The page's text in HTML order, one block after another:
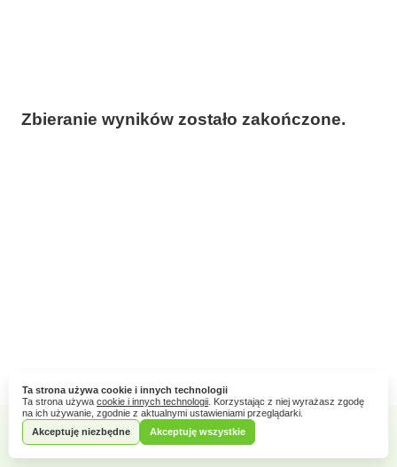
Ta strona używa cookie i innych technologii
Ta strona używa cookie i innych technologii . Korzystając z niej wyrażasz zgodę
na ich używanie, zgodnie z aktualnymi ustawieniami przeglądarki.
Akceptuję niezbędne
Akceptuję wszystkie
Zbieranie wyników zostało zakończone.
Stworzone naWebankieta